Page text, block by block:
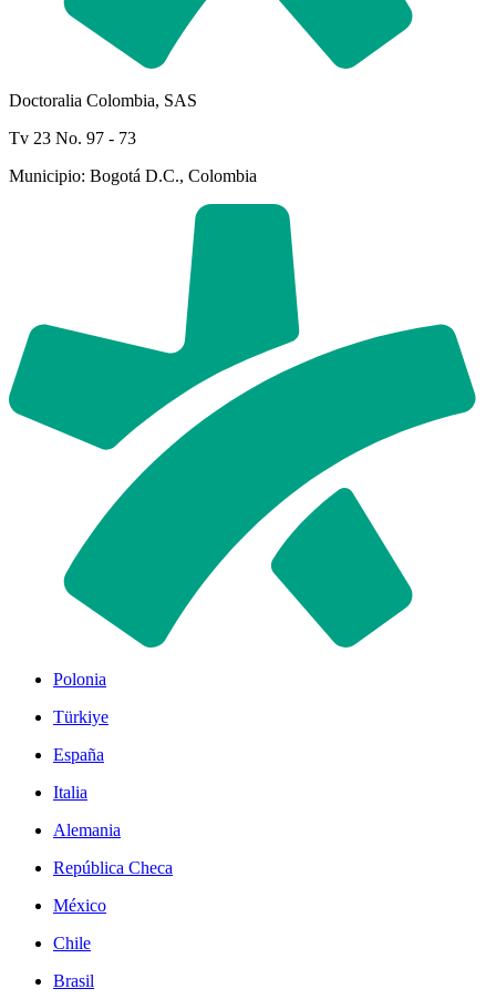
Doctoralia Colombia, SAS
Tv 23 No. 97 - 73
Municipio: Bogotá D.C., Colombia
Polonia
Türkiye
España
Italia
Alemania
República Checa
México
Chile
Brasil